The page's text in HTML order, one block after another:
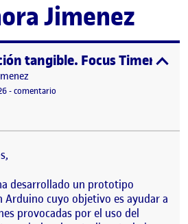
Jimenez
tangible. Focus Timer:
-comentario
desarrollado un prototipo
Arduino cuyo objetivo es ayudar a
provocadas por el uso del